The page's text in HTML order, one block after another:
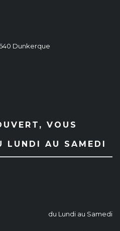
Dunkerque
VOUS
LUNDI AU SAMEDI
du Lundi au Samedi